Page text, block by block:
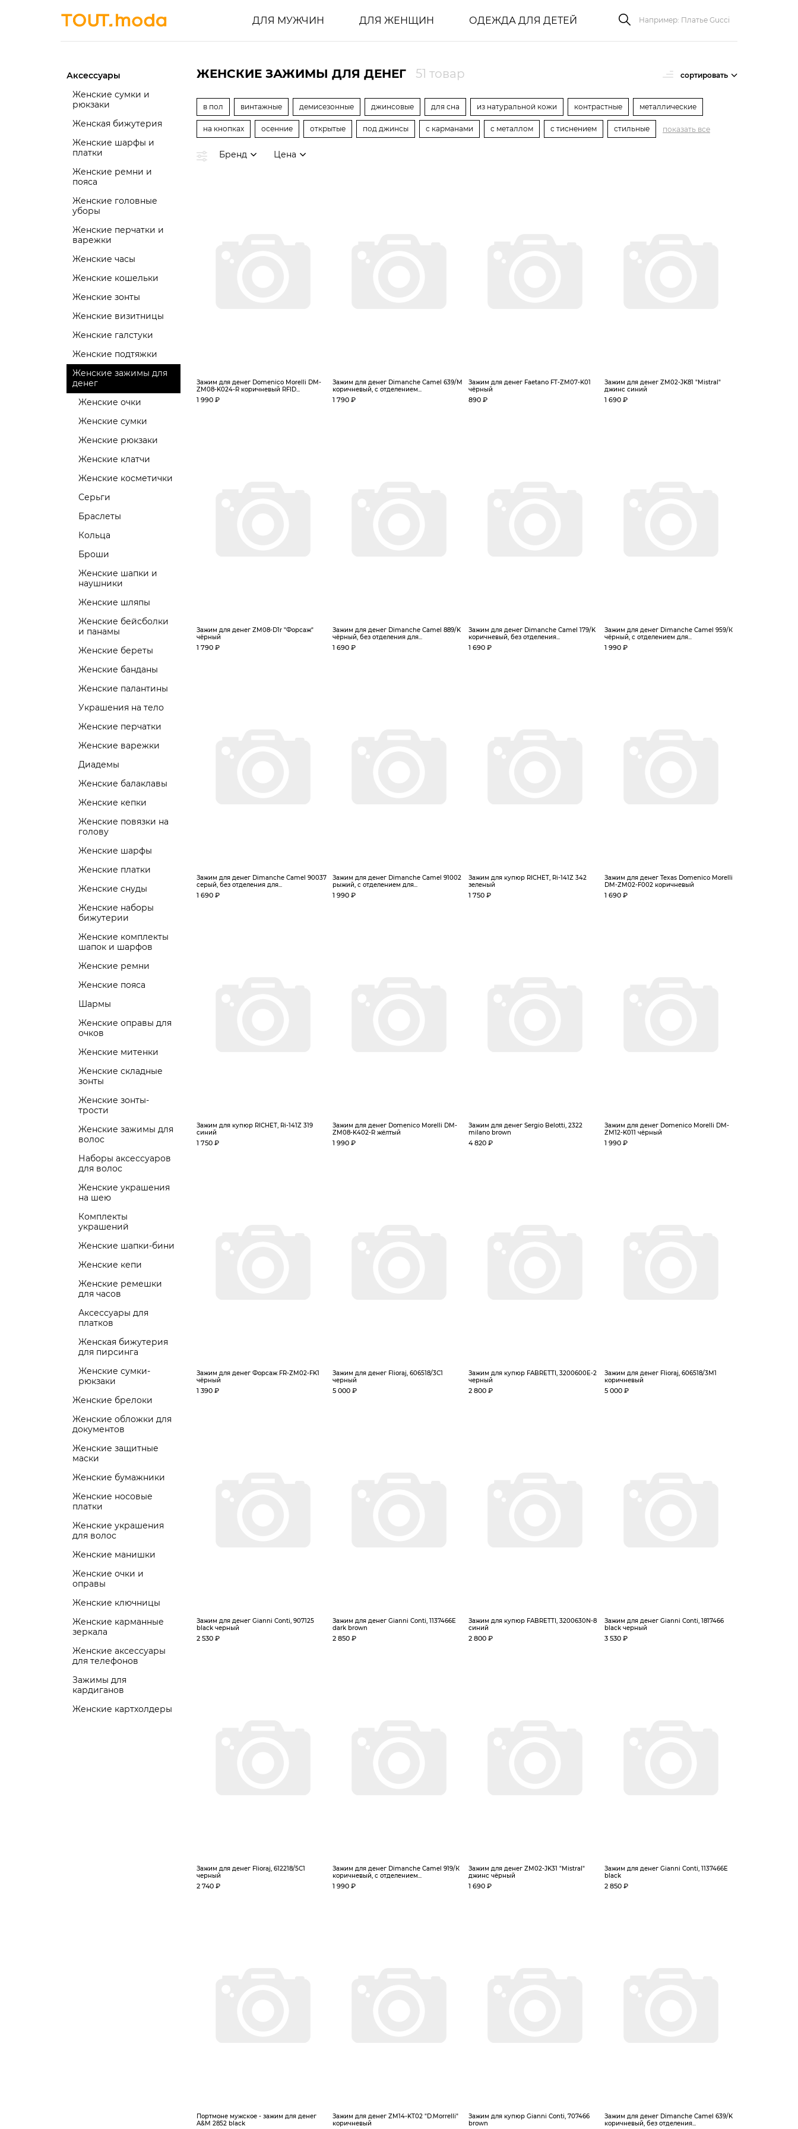
ДЛЯ МУЖЧИН ДЛЯ ЖЕНЩИН ОДЕЖДА ДЛЯ ДЕТЕЙ
Аксессуары
Женские сумки и
рюкзаки
Женская бижутерия
Женские шарфы и
платки
Женские ремни и
пояса
Женские головные
уборы
Женские перчатки и
варежки
Женские часы
Женские кошельки
Женские зонты
Женские визитницы
Женские галстуки
Женские подтяжки
Женские зажимы для
денег
Женские очки
Женские сумки
Женские рюкзаки
Женские клатчи
Женские косметички
Серьги
Браслеты
Кольца
Броши
Женские шапки и
наушники
Женские шляпы
Женские бейсболки
и панамы
Женские береты
Женские банданы
Женские палантины
Украшения на тело
Женские перчатки
Женские варежки
Диадемы
Женские балаклавы
Женские кепки
Женские повязки на
голову
Женские шарфы
Женские платки
Женские снуды
Женские наборы
бижутерии
Женские комплекты
шапок и шарфов
Женские ремни
Женские пояса
Шармы
Женские оправы для
очков
Женские митенки
Женские складные
зонты
Женские зонты-
трости
Женские зажимы для
волос
Наборы аксессуаров
для волос
Женские украшения
на шею
Комплекты
украшений
Женские шапки-бини
Женские кепи
Женские ремешки
для часов
Аксессуары для
платков
Женская бижутерия
для пирсинга
Женские сумки-
рюкзаки
Женские брелоки
Женские обложки для
документов
Женские защитные
маски
Женские бумажники
Женские носовые
платки
Женские украшения
для волос
Женские манишки
Женские очки и
оправы
Женские ключницы
Женские карманные
зеркала
Женские аксессуары
для телефонов
Зажимы для
кардиганов
Женские картхолдеры
ЖЕНСКИЕ ЗАЖИМЫ ДЛЯ ДЕНЕГ 51 товар сортировать
в пол винтажные демисезонные джинсовые для сна из натуральной кожи контрастные металлические
на кнопках осенние открытые под джинсы с карманами с металлом с тиснением стильные показать все
Бренд Цена
Зажим для денег Domenico Morelli DM-
ZM08-K024-R коричневый RFID...
1 990 ₽
Зажим для денег Dimanche Camel 639/M
коричневый, с отделением...
1 790 ₽
Зажим для денег Faetano FT-ZM07-K01
чёрный
890 ₽
Зажим для денег ZM02-JK81 "Mistral"
джинс синий
1 690 ₽
Зажим для денег ZM08-D1r "Форсаж"
чёрный
1 790 ₽
Зажим для денег Dimanche Camel 889/K
чёрный, без отделения для...
1 690 ₽
Зажим для денег Dimanche Camel 179/K
коричневый, без отделения...
1 690 ₽
Зажим для денег Dimanche Camel 959/К
чёрный, с отделением для...
1 990 ₽
Зажим для денег Dimanche Camel 90037
серый, без отделения для...
1 690 ₽
Зажим для денег Dimanche Camel 91002
рыжий, с отделением для...
1 990 ₽
Зажим для купюр RICHET, Ri-141Z 342
зеленый
1 750 ₽
Зажим для денег Texas Domenico Morelli
DM-ZM02-F002 коричневый
1 690 ₽
Зажим для купюр RICHET, Ri-141Z 319
синий
1 750 ₽
Зажим для денег Domenico Morelli DM-
ZM08-K402-R жёлтый
1 990 ₽
Зажим для денег Sergio Belotti, 2322
milano brown
4 820 ₽
Зажим для денег Domenico Morelli DM-
ZM12-K011 чёрный
1 990 ₽
Зажим для денег Форсаж FR-ZM02-FK1
чёрный
1 390 ₽
Зажим для денег Flioraj, 606518/3С1
черный
5 000 ₽
Зажим для купюр FABRETTI, 3200600E-2
черный
2 800 ₽
Зажим для денег Flioraj, 606518/3М1
коричневый
5 000 ₽
Зажим для денег Gianni Conti, 907125
black черный
2 530 ₽
Зажим для денег Gianni Conti, 1137466E
dark brown
2 850 ₽
Зажим для купюр FABRETTI, 3200630N-8
синий
2 800 ₽
Зажим для денег Gianni Conti, 1817466
black черный
3 530 ₽
Зажим для денег Flioraj, 612218/5С1
черный
2 740 ₽
Зажим для денег Dimanche Camel 919/К
коричневый, с отделением...
1 990 ₽
Зажим для денег ZM02-JK31 "Mistral"
джинс чёрный
1 690 ₽
Зажим для денег Gianni Conti, 1137466E
black
2 850 ₽
Портмоне мужское - зажим для денег
A&M 2852 black
Зажим для денег ZM14-KT02 "D.Morrelli"
коричневый
Зажим для купюр Gianni Conti, 707466
brown
Зажим для денег Dimanche Camel 639/K
коричневый, без отделения...